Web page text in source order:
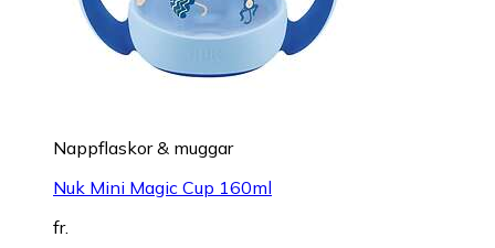
Nappflaskor & muggar
Nuk Mini Magic Cup 160ml
fr.